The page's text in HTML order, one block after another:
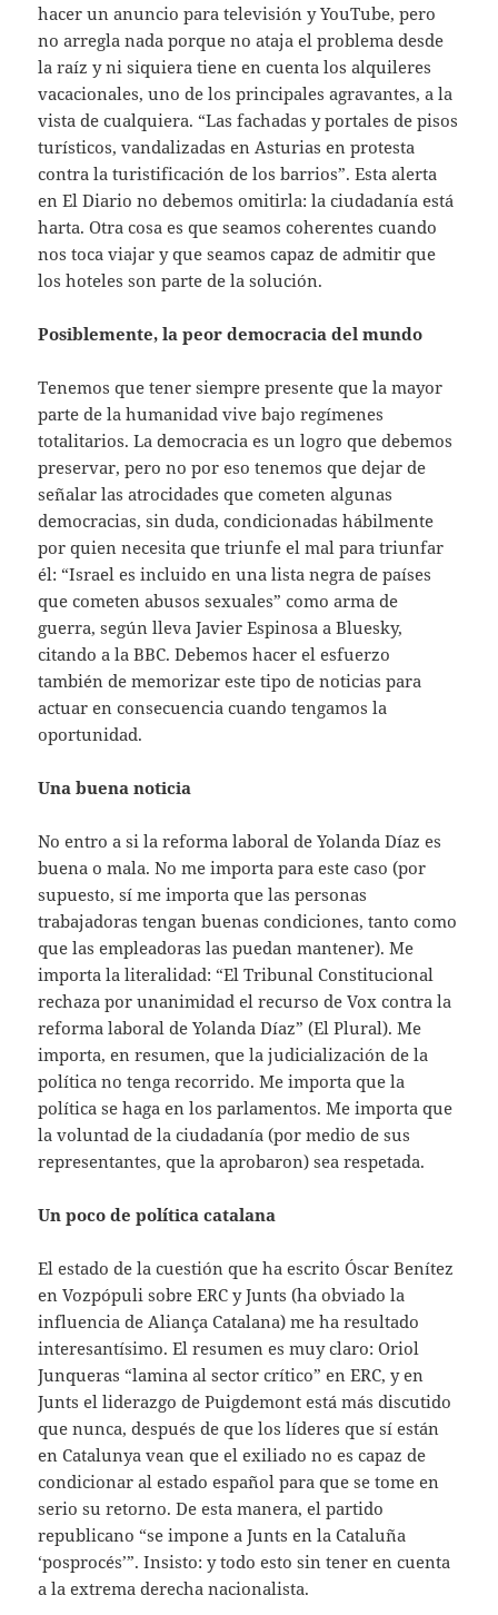
hacer un anuncio para televisión y YouTube, pero
no arregla nada porque no ataja el problema desde
la raíz y ni siquiera tiene en cuenta los alquileres
vacacionales, uno de los principales agravantes, a la
vista de cualquiera. “Las fachadas y portales de pisos
turísticos, vandalizadas en Asturias en protesta
contra la turistificación de los barrios”. Esta alerta
en El Diario no debemos omitirla: la ciudadanía está
harta. Otra cosa es que seamos coherentes cuando
nos toca viajar y que seamos capaz de admitir que
los hoteles son parte de la solución.
Posiblemente, la peor democracia del mundo
Tenemos que tener siempre presente que la mayor
parte de la humanidad vive bajo regímenes
totalitarios. La democracia es un logro que debemos
preservar, pero no por eso tenemos que dejar de
señalar las atrocidades que cometen algunas
democracias, sin duda, condicionadas hábilmente
por quien necesita que triunfe el mal para triunfar
él: “Israel es incluido en una lista negra de países
que cometen abusos sexuales” como arma de
guerra, según lleva Javier Espinosa a Bluesky,
citando a la BBC. Debemos hacer el esfuerzo
también de memorizar este tipo de noticias para
actuar en consecuencia cuando tengamos la
oportunidad.
Una buena noticia
No entro a si la reforma laboral de Yolanda Díaz es
buena o mala. No me importa para este caso (por
supuesto, sí me importa que las personas
trabajadoras tengan buenas condiciones, tanto como
que las empleadoras las puedan mantener). Me
importa la literalidad: “El Tribunal Constitucional
rechaza por unanimidad el recurso de Vox contra la
reforma laboral de Yolanda Díaz” (El Plural). Me
importa, en resumen, que la judicialización de la
política no tenga recorrido. Me importa que la
política se haga en los parlamentos. Me importa que
la voluntad de la ciudadanía (por medio de sus
representantes, que la aprobaron) sea respetada.
Un poco de política catalana
El estado de la cuestión que ha escrito Óscar Benítez
en Vozpópuli sobre ERC y Junts (ha obviado la
influencia de Aliança Catalana) me ha resultado
interesantísimo. El resumen es muy claro: Oriol
Junqueras “lamina al sector crítico” en ERC, y en
Junts el liderazgo de Puigdemont está más discutido
que nunca, después de que los líderes que sí están
en Catalunya vean que el exiliado no es capaz de
condicionar al estado español para que se tome en
serio su retorno. De esta manera, el partido
republicano “se impone a Junts en la Cataluña
‘posprocés’”. Insisto: y todo esto sin tener en cuenta
a la extrema derecha nacionalista.